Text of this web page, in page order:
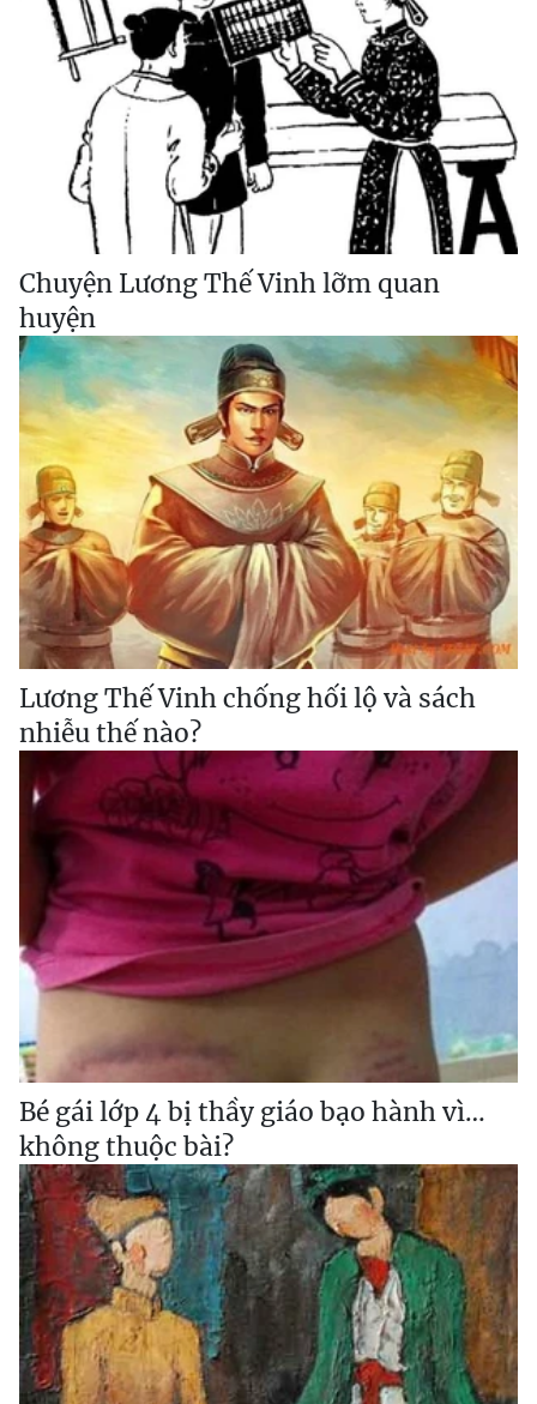
Chuyện Lương Thế Vinh lỡm quan
huyện
Lương Thế Vinh chống hối lộ và sách
nhiễu thế nào?
Bé gái lớp 4 bị thầy giáo bạo hành vì…
không thuộc bài?